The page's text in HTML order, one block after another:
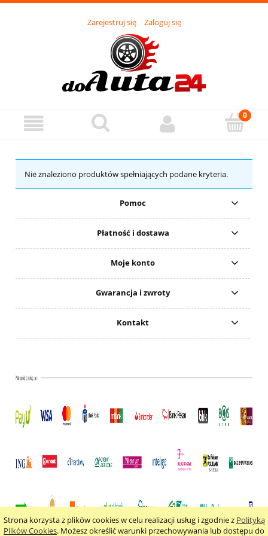
Strona korzysta z plików cookies w celu realizacji usług i zgodnie z Polityką
Plików Cookies. Możesz określić warunki przechowywania lub dostępu do
Zarejestruj się Zaloguj się
Nie znaleziono produktów spełniających podane kryteria.
Pomoc
Płatność i dostawa
Moje konto
Gwarancja i zwroty
Kontakt
pokaż pełną wersję strony